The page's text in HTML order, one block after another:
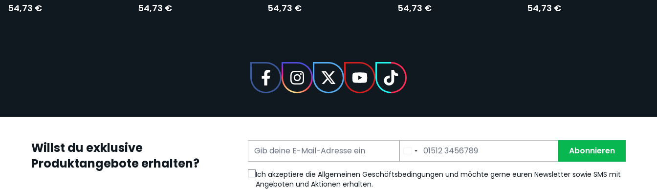
54,73 € 54,73 € 54,73 € 54,73 € 54,73 €
Willst du exklusive
Produktangebote erhalten?
E-Mail Adresse
Telefonnummer Abonnieren
Ich akzeptiere die Allgemeinen Geschäftsbedingungen und möchte gerne euren Newsletter sowie SMS mit
Angeboten und Aktionen erhalten.